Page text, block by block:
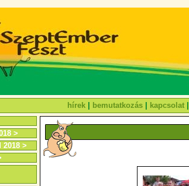
hírek bemutatkozás kapcsolat
>
2018 >